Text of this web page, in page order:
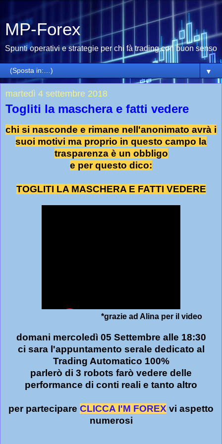
MP-Forex
Spunti operativi e strategie per chi fà trading con buon senso
▼
martedì 4 settembre 2018
Togliti la maschera e fatti vedere
chi si nasconde e rimane nell'anonimato avrà i
suoi motivi ma proprio in questo campo la
trasparenza è un obbligo
e per questo dico:
TOGLITI LA MASCHERA E FATTI VEDERE
*grazie ad Alina per il video
domani mercoledì 05 Settembre alle 18:30
ci sara l'appuntamento serale dedicato al
Trading Automatico 100%
parlerò di 3 robots farò vedere delle
performance di conti reali e tanto altro
per partecipare CLICCA I'M FOREX vi aspetto
numerosi